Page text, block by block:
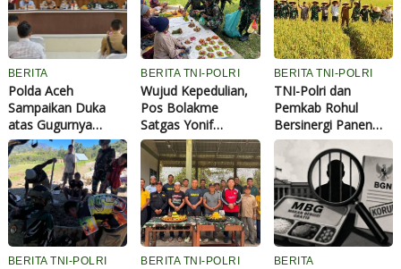
BERITA
Polda Aceh
Sampaikan Duka
atas Gugurnya
Anggota POM TNI
AD saat Bantu
Penangkapan
Bandar Narkoba di
Bireuen
BERITA TNI-POLRI
Wujud Kepedulian,
Pos Bolakme
Satgas Yonif
645/GTY Borong
Hasil Kebun Warga
BERITA TNI-POLRI
TNI-Polri dan
Pemkab Rohul
Bersinergi Panen
Raya Padi, Perkuat
Ketahanan Pangan
Nasional
BERITA TNI-POLRI BERITA TNI-POLRI BERITA